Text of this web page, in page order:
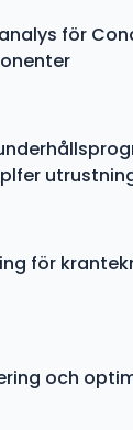
för
för
och